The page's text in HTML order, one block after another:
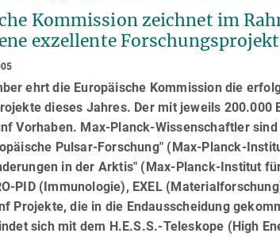
Kommission zeichnet im
exzellente
ehrt die Europäische Kommission die
dieses Jahres. Der mit jeweils 200.000
Vorhaben. Max-Planck-Wissenschaftler
Pulsar-Forschung" (Max-Planck-
in der Arktis" (Max-Planck-Institut
PID (Immunologie), EXEL
Projekte, die in die Endausscheidung
sich mit dem H.E.S.S.-Teleskope (High